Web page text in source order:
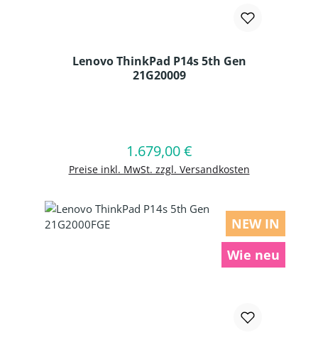
Lenovo ThinkPad P14s 5th Gen
21G20009
Regulärer Preis:
1.679,00 €
Preise inkl. MwSt. zzgl. Versandkosten
In den Warenkorb
NEW IN
Wie neu